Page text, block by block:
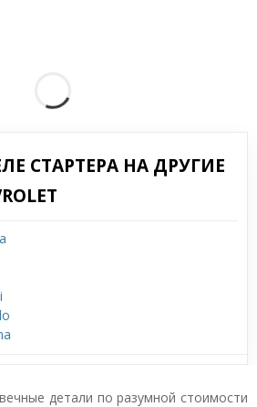
СТАРТЕРА НА ДРУГИЕ
детали по разумной стоимости